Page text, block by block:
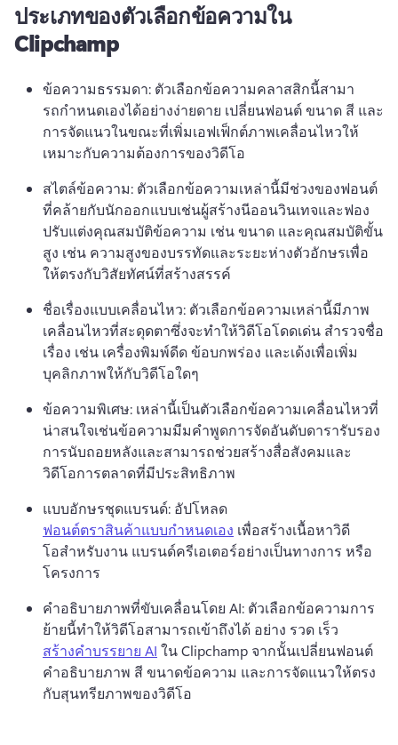
ประเภทของตัวเลือกข้อความใน
Clipchamp
ข้อความธรรมดา: ตัวเลือกข้อความคลาสสิกนี้สามา
รถกําหนดเองได้อย่างง่ายดาย เปลี่ยนฟอนต์ ขนาด สี และ
การจัดแนวในขณะที่เพิ่มเอฟเฟ็กต์ภาพเคลื่อนไหวให้
เหมาะกับความต้องการของวิดีโอ
สไตล์ข้อความ: ตัวเลือกข้อความเหล่านี้มีช่วงของฟอนต์
ปรับแต่งคุณสมบัติข้อความ เช่น ขนาด และคุณสมบัติขั้น
สูง เช่น ความสูงของบรรทัดและระยะห่างตัวอักษรเพื่อ
ให้ตรงกับวิสัยทัศน์ที่สร้างสรรค์
ชื่อเรื่องแบบเคลื่อนไหว: ตัวเลือกข้อความเหล่านี้มีภาพ
เคลื่อนไหวที่สะดุดตาซึ่งจะทำให้วิดีโอโดดเด่น สํารวจชื่อ
เรื่อง เช่น เครื่องพิมพ์ดีด ข้อบกพร่อง และเด้งเพื่อเพิ่ม
บุคลิกภาพให้กับวิดีโอใดๆ
ข้อความพิเศษ: เหล่านี้เป็นตัวเลือกข้อความเคลื่อนไหวที่
น่าสนใจเช่นข้อความมีมคําพูดการจัดอันดับดารารับรอง
การนับถอยหลังและสามารถช่วยสร้างสื่อสังคมและ
วิดีโอการตลาดที่มีประสิทธิภาพ
แบบอักษรชุดแบรนด์: อัปโหลด
ฟอนต์ตราสินค้าแบบกําหนดเอง เพื่อสร้างเนื้อหาวิดี
โอสําหรับงาน แบรนด์ครีเอเตอร์อย่างเป็นทางการ หรือ
โครงการ
คําอธิบายภาพที่ขับเคลื่อนโดย AI: ตัวเลือกข้อความการ
ย้ายนี้ทําให้วิดีโอสามารถเข้าถึงได้ อย่าง รวด เร็ว
สร้างคําบรรยาย AI ใน Clipchamp จากนั้นเปลี่ยนฟอนต์
คําอธิบายภาพ สี ขนาดข้อความ และการจัดแนวให้ตรง
กับสุนทรียภาพของวิดีโอ